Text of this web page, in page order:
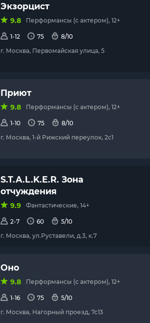
Экзорцист
9.8 Перформансы (с актером), 12+
1-12 75
8/10
г. Москва, Первомайская улица, 5
Приют
9.8 Перформансы (с актером), 12+
1-10 75
8/10
г. Москва, 1-й Рижский переулок, 2с1
S.T.A.L.K.E.R. Зона
отчуждения
9.9 Фантастические, 14+
2-7 60
5/10
г. Москва, ул.Руставели, д.3, к.7
Оно
9.8 Перформансы (с актером), 12+
1-16 75
5/10
г. Москва, Нагорный проезд, 7с13